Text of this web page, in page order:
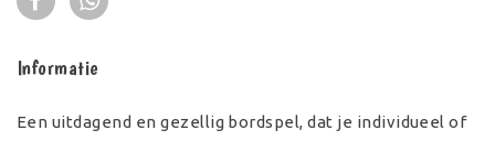
Informatie
Een uitdagend en gezellig bordspel, dat je individueel of